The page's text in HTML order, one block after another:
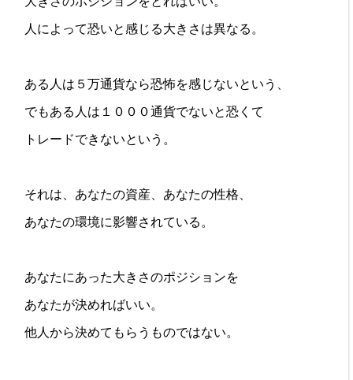
人によって恐いと感じる大きさは異なる。
ある人は５万通貨なら恐怖を感じないという、
でもある人は１０００通貨でないと恐くて
トレードできないという。
それは、あなたの資産、あなたの性格、
あなたの環境に影響されている。
あなたにあった大きさのポジションを
あなたが決めればいい。
他人から決めてもらうものではない。